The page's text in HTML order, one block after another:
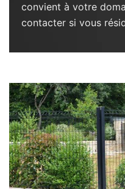
convient à votre
contacter si vous